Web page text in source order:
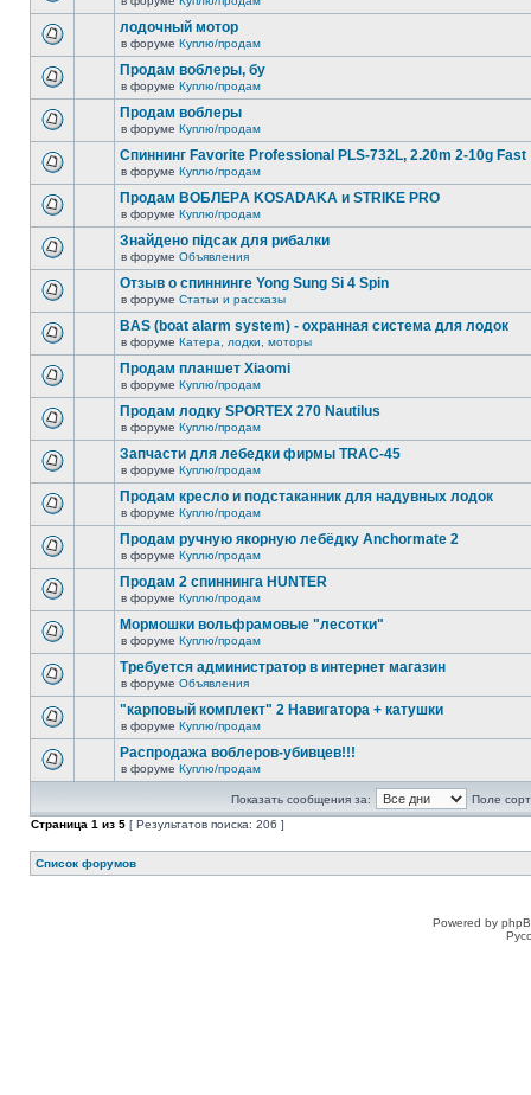
лодочный мотор
в форуме Куплю/продам
Продам воблеры, бу
в форуме Куплю/продам
Продам воблеры
в форуме Куплю/продам
Спиннинг Favorite Professional PLS-732L, 2.20m 2-10g Fast
в форуме Куплю/продам
Продам ВОБЛЕРA KOSADAKA и STRIKE PRO
в форуме Куплю/продам
Знайдено підсак для рибалки
в форуме Объявления
Отзыв о спиннинге Yong Sung Si 4 Spin
в форуме Статьи и рассказы
BAS (boat alarm system) - охранная система для лодок
в форуме Катера, лодки, моторы
Продам планшет Xiaomi
в форуме Куплю/продам
Продам лодку SPORTEX 270 Nautilus
в форуме Куплю/продам
Запчасти для лебедки фирмы TRAC-45
в форуме Куплю/продам
Продам кресло и подстаканник для надувных лодок
в форуме Куплю/продам
Продам ручную якорную лебёдку Anchormate 2
в форуме Куплю/продам
Продам 2 спиннинга HUNTER
в форуме Куплю/продам
Мормошки вольфрамовые "лесотки"
в форуме Куплю/продам
Требуется администратор в интернет магазин
в форуме Объявления
"карповый комплект" 2 Навигатора + катушки
в форуме Куплю/продам
Распродажа воблеров-убивцев!!!
в форуме Куплю/продам
Показать сообщения за:
Поле
Страница 1 из 5 [ Результатов поиска: 206 ]
Список форумов
Powered by